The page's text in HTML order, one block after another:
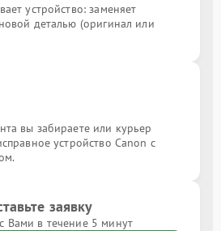
устройство: заменяет
деталью (оригинал или
вы забираете или курьер
устройство Canon с
заявку
Вами в течение 5 минут